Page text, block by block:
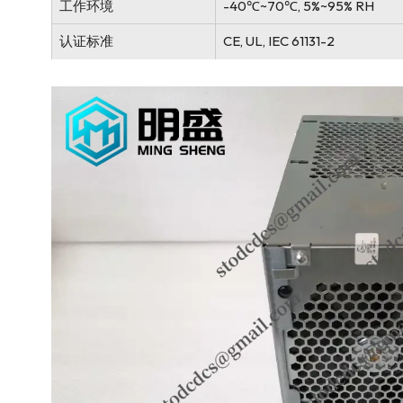
工作环境 -40℃~70℃, 5%~95% RH
认证标准 CE, UL, IEC 61131-2